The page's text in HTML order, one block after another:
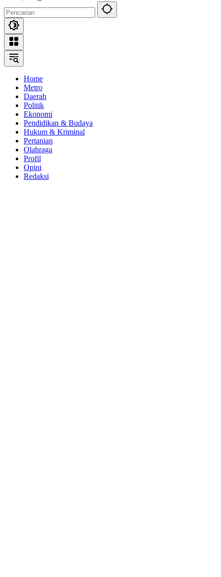
Home
Metro
Daerah
Politik
Ekonomi
Pendidikan & Budaya
Hukum & Kriminal
Pertanian
Olahraga
Profil
Opini
Redaksi